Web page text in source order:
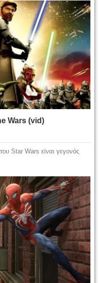
Wars (vid)
Star Wars είναι γεγονός